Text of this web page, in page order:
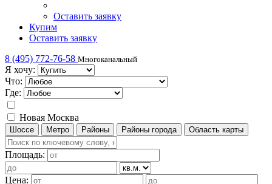
Оставить заявку
Купим
Оставить заявку
8 (495) 772-76-58 Многоканальный
Я хочу:
Что:
Где:
Новая Москва
Шоссе Метро Районы Районы города Область карты
Площадь:
Цена: